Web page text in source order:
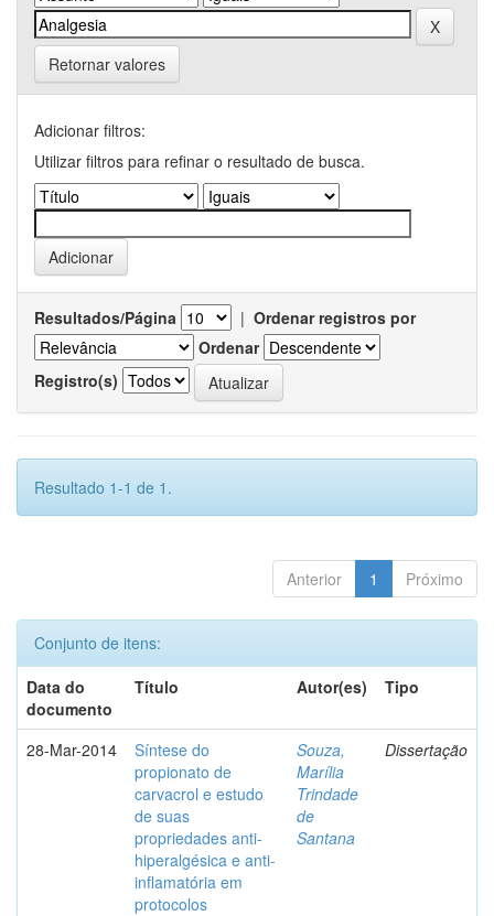
Retornar valores
Adicionar filtros:
Utilizar filtros para refinar o resultado de busca.
Resultados/Página | Ordenar registros por
Ordenar
Registro(s)
Resultado 1-1 de 1.
Anterior 1 Próximo
Conjunto de itens:
Data do
documento
Título Autor(es) Tipo
28-Mar-2014
Síntese do
propionato de
carvacrol e estudo
de suas
propriedades anti-
hiperalgésica e anti-
inflamatória em
protocolos
Souza,
Marília
Trindade
de
Santana
Dissertação